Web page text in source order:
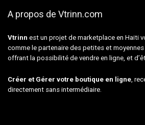
A propos de Vtrinn.com
Vtrinn est un projet de marketplace en Haiti
comme le partenaire des petites et
offrant la possibilité de vendre en ligne, et
Créer et Gérer votre boutique en ligne ,
directement sans intermédiaire.